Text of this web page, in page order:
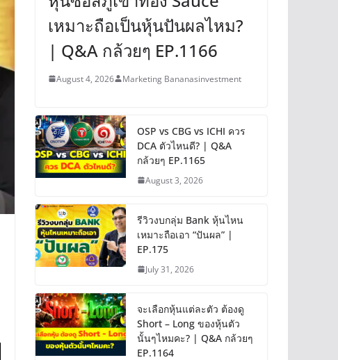
เหมาะถือเป็นหุ้นปันผลไหม?
| Q&A กล้วยๆ EP.1166
August 4, 2026 Marketing Bananasinvestment
OSP vs CBG vs ICHI ควร
DCA ตัวไหนดี? | Q&A
กล้วยๆ EP.1165
August 3, 2026
รีวิวงบกลุ่ม Bank หุ้นไหน
เหมาะถือเอา “ปันผล” |
EP.175
July 31, 2026
จะเลือกหุ้นแต่ละตัว ต้องดู
Short – Long ของหุ้นตัว
นั้นๆไหมคะ? | Q&A กล้วยๆ
EP.1164